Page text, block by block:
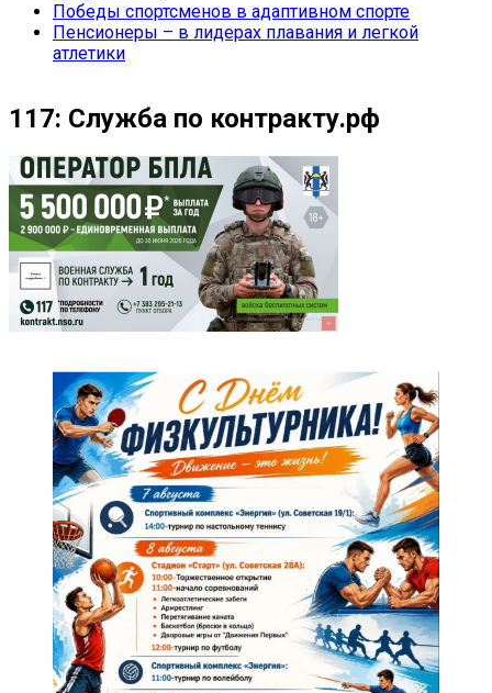
Победы спортсменов в адаптивном спорте
Пенсионеры – в лидерах плавания и легкой
атлетики
117: Служба по контракту.рф